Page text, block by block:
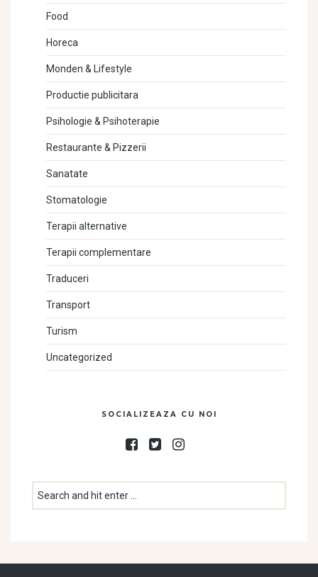
Food
Horeca
Monden & Lifestyle
Productie publicitara
Psihologie & Psihoterapie
Restaurante & Pizzerii
Sanatate
Stomatologie
Terapii alternative
Terapii complementare
Traduceri
Transport
Turism
Uncategorized
SOCIALIZEAZA CU NOI